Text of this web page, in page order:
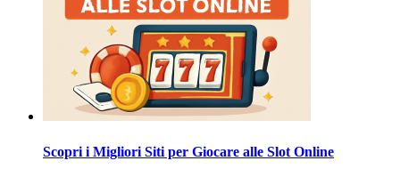
Scopri i Migliori Siti per Giocare alle Slot Online